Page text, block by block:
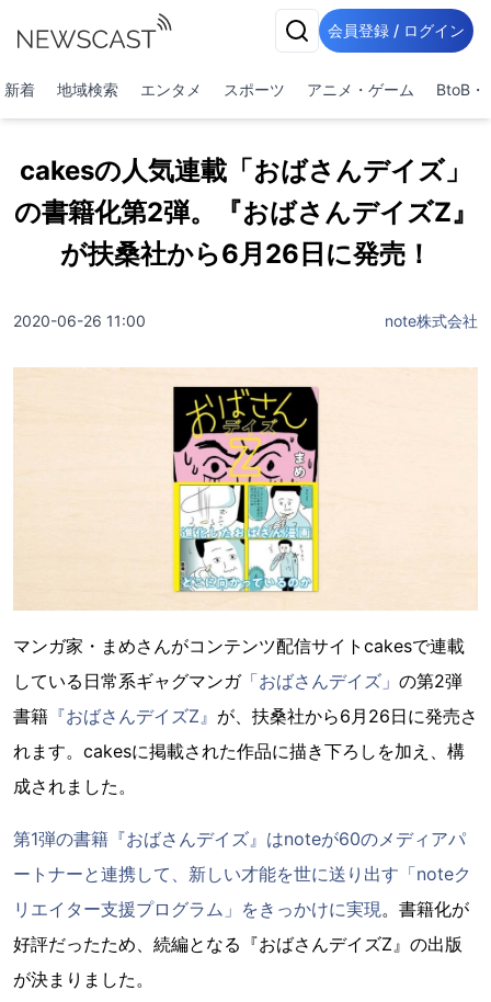
会員登録 / ログイン
新着 地域検索 エンタメ スポーツ アニメ・ゲーム BtoB・
cakesの人気連載「おばさんデイズ」
の書籍化第2弾。『おばさんデイズZ』
が扶桑社から6月26日に発売！
2020-06-26 11:00 note株式会社
マンガ家・まめさんがコンテンツ配信サイトcakesで連載
している日常系ギャグマンガ「おばさんデイズ」 の第2弾
書籍 『おばさんデイズZ』 が、扶桑社から6月26日に発売さ
れます。cakesに掲載された作品に描き下ろしを加え、構
成されました。
第1弾の書籍『おばさんデイズ』はnoteが60のメディアパ
ートナーと連携して、新しい才能を世に送り出す「noteク
リエイター支援プログラム」をきっかけに実現。書籍化が
好評だったため、続編となる『おばさんデイズZ』の出版
が決まりました。